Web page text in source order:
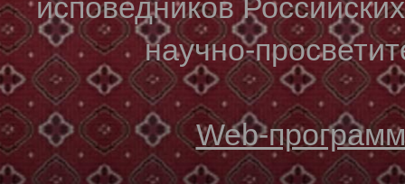
исповедников
научно-
Web-